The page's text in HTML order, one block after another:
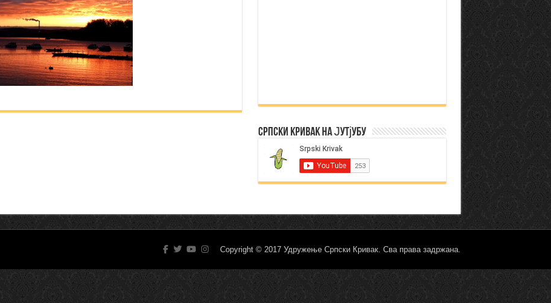
Српски Кривак на Јутјубу
Copyright © 2017 Удружење Српски Кривак. Сва права задржана.